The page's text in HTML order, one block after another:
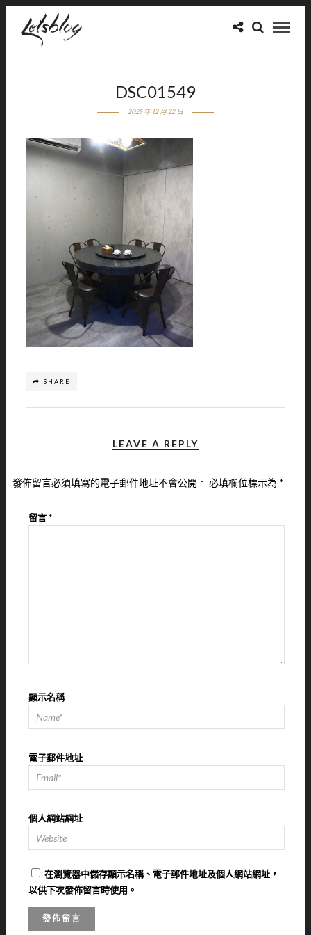
DSC01549
2025 年 12 月 22 日
SHARE
LEAVE A REPLY
發佈留言必須填寫的電子郵件地址不會公開。 必填欄位標示為 *
留言*
顯示名稱
電子郵件地址
個人網站網址
在瀏覽器中儲存顯示名稱、電子郵件地址及個人網站網址，
以供下次發佈留言時使用。